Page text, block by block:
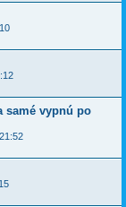
samé vypnú po